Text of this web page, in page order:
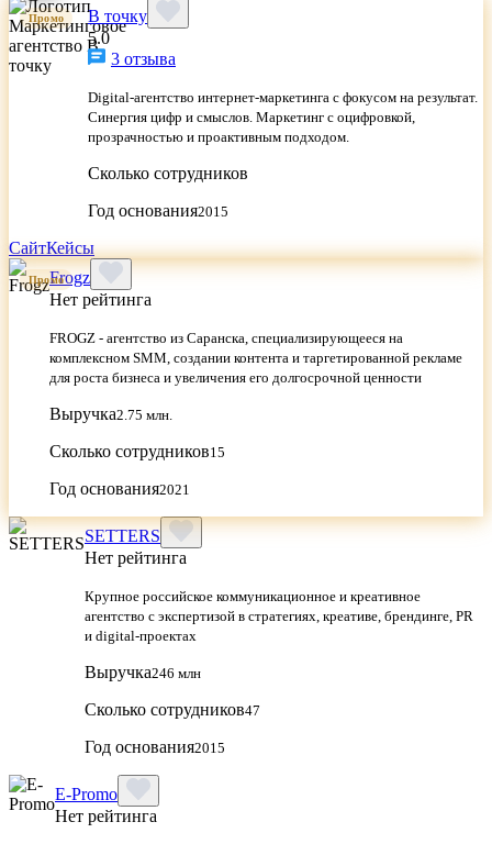
Промо
В точку
5.0
3 отзыва
Digital-агентство интернет-маркетинга с фокусом на результат.
Синергия цифр и смыслов. Маркетинг с оцифровкой,
прозрачностью и проактивным подходом.
Сколько сотрудников
Год основания2015
СайтКейсы
ПромоFrogz
Нет рейтинга
FROGZ - агентство из Саранска, специализирующееся на
комплексном SMM, создании контента и таргетированной рекламе
для роста бизнеса и увеличения его долгосрочной ценности
Выручка2.75 млн.
Сколько сотрудников15
Год основания2021
SETTERS
Нет рейтинга
Крупное российское коммуникационное и креативное
агентство с экспертизой в стратегиях, креативе, брендинге, PR
и digital‑проектах
Выручка246 млн
Сколько сотрудников47
Год основания2015
E-Promo
Нет рейтинга